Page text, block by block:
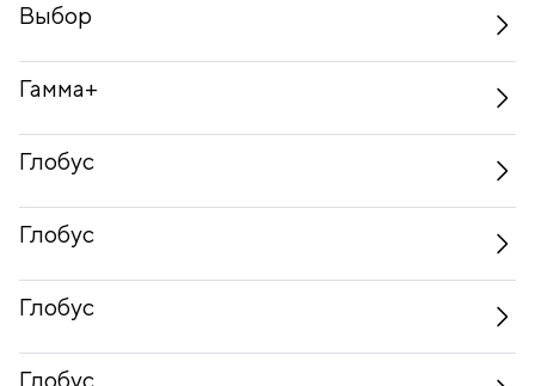
Выбор
Гамма+
Глобус
Глобус
Глобус
Глобус